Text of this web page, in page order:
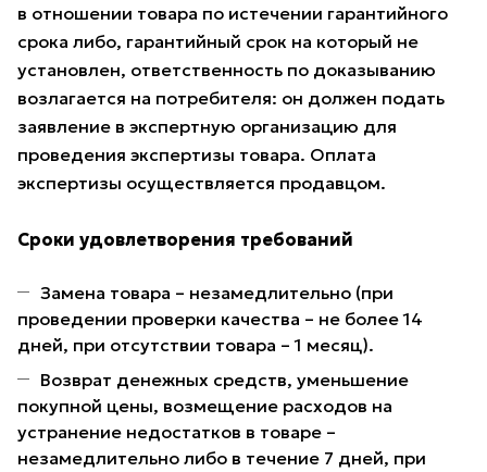
в отношении товара по истечении гарантийного
срока либо, гарантийный срок на который не
установлен, ответственность по доказыванию
возлагается на потребителя: он должен подать
заявление в экспертную организацию для
проведения экспертизы товара. Оплата
экспертизы осуществляется продавцом.
Сроки удовлетворения требований
Замена товара – незамедлительно (при
проведении проверки качества – не более 14
дней, при отсутствии товара – 1 месяц).
Возврат денежных средств, уменьшение
покупной цены, возмещение расходов на
устранение недостатков в товаре –
незамедлительно либо в течение 7 дней, при